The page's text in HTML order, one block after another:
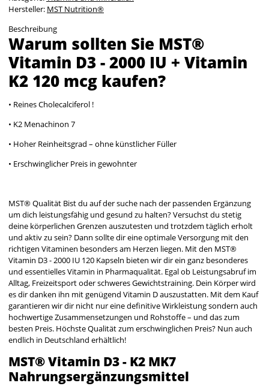
Hersteller: MST Nutrition®
Beschreibung
Warum sollten Sie MST®
Vitamin D3 - 2000 IU + Vitamin
K2 120 mcg kaufen?
• Reines Cholecalciferol !
• K2 Menachinon 7
• Hoher Reinheitsgrad – ohne künstlicher Füller
• Erschwinglicher Preis in gewohnter
MST® Qualität Bist du auf der suche nach der passenden Ergänzung
um dich leistungsfähig und gesund zu halten? Versuchst du stetig
deine körperlichen Grenzen auszutesten und trotzdem täglich erholt
und aktiv zu sein? Dann sollte dir eine optimale Versorgung mit den
richtigen Vitaminen besonders am Herzen liegen. Mit den MST®
Vitamin D3 - 2000 IU 120 Kapseln bieten wir dir ein ganz besonderes
und essentielles Vitamin in Pharmaqualität. Egal ob Leistungsabruf im
Alltag, Freizeitsport oder schweres Gewichtstraining. Dein Körper wird
es dir danken ihn mit genügend Vitamin D auszustatten. Mit dem Kauf
garantieren wir dir nicht nur eine definitive Wirkleistung sondern auch
hochwertige Zusammensetzungen und Rohstoffe – und das zum
besten Preis. Höchste Qualität zum erschwinglichen Preis? Nun auch
endlich in Deutschland erhältlich!
MST® Vitamin D3 - K2 MK7
Nahrungsergänzungsmittel